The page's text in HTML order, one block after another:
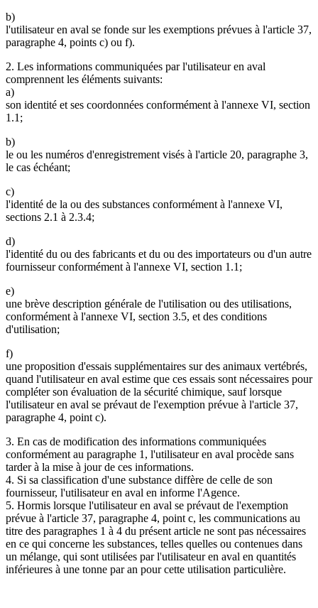
b)
l'utilisateur en aval se fonde sur les exemptions prévues à l'article 37,
paragraphe 4, points c) ou f).
2. Les informations communiquées par l'utilisateur en aval
comprennent les éléments suivants:
a)
son identité et ses coordonnées conformément à l'annexe VI, section
1.1;
b)
le ou les numéros d'enregistrement visés à l'article 20, paragraphe 3,
le cas échéant;
c)
l'identité de la ou des substances conformément à l'annexe VI,
sections 2.1 à 2.3.4;
d)
l'identité du ou des fabricants et du ou des importateurs ou d'un autre
fournisseur conformément à l'annexe VI, section 1.1;
e)
une brève description générale de l'utilisation ou des utilisations,
conformément à l'annexe VI, section 3.5, et des conditions
d'utilisation;
f)
une proposition d'essais supplémentaires sur des animaux vertébrés,
quand l'utilisateur en aval estime que ces essais sont nécessaires pour
compléter son évaluation de la sécurité chimique, sauf lorsque
l'utilisateur en aval se prévaut de l'exemption prévue à l'article 37,
paragraphe 4, point c).
3. En cas de modification des informations communiquées
conformément au paragraphe 1, l'utilisateur en aval procède sans
tarder à la mise à jour de ces informations.
4. Si sa classification d'une substance diffère de celle de son
fournisseur, l'utilisateur en aval en informe l'Agence.
5. Hormis lorsque l'utilisateur en aval se prévaut de l'exemption
prévue à l'article 37, paragraphe 4, point c, les communications au
titre des paragraphes 1 à 4 du présent article ne sont pas nécessaires
en ce qui concerne les substances, telles quelles ou contenues dans
un mélange, qui sont utilisées par l'utilisateur en aval en quantités
inférieures à une tonne par an pour cette utilisation particulière.